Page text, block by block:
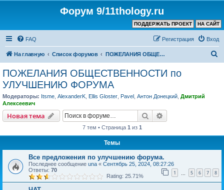
Форум 9/11thology.ru
НА САЙТ
ПОДДЕРЖАТЬ ПРОЕКТ
FAQ Вход
Регистрация
На главную Список форумов ПОЖЕЛАНИЯ ОБЩЕСТВЕННОСТИ по УЛУЧШЕНИЮ ФОРУМА
ПОЖЕЛАНИЯ ОБЩЕСТВЕННОСТИ по
УЛУЧШЕНИЮ ФОРУМА
Модераторы: Itsme AlexanderK Ellis Gloster Pavel Антон Донецкий Дмитрий
Алексеевич
Новая тема Поиск
7 тем • Страница 1 из 1
Темы
Все предложения по улучшению форума.
Последнее сообщение una « Сентябрь 25, 2024, 08:27:26
Ответы: 70 1 5 6 7 8
Rating: 25.71%